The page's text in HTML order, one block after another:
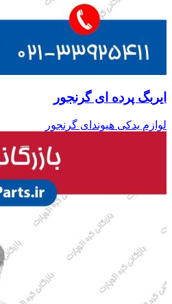
ایربگ پرده ای گرنجور
لوازم یدکی هیوندای گرنجور